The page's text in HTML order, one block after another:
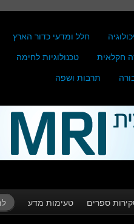
חלל ומדעי כדור הארץ
חקלאית טכנולוגיות לחימה
תרבות ושפה
ספרים טעימות מדע